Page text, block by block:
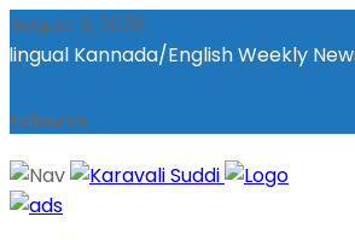
August 9, 2026
Kannada/English Weekly
Follow Us